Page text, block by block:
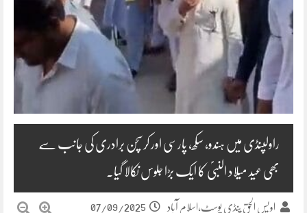
راولپنڈی میں ہندو، سکھ، پارسی اور کرسچن برادری کی جانب سے
بھی عید میلاد النبیؐ کا ایک بڑا جلوس نکالا گیا۔
اویس الحق پنڈی پوسٹ،اسلام آباد
07/09/2025